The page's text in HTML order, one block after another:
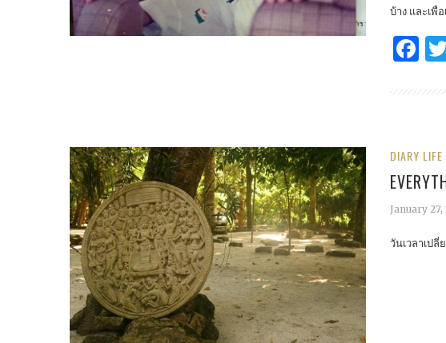
บ้าง และเพื่
DIARY LIFE
January 27,
วันเวลาเป